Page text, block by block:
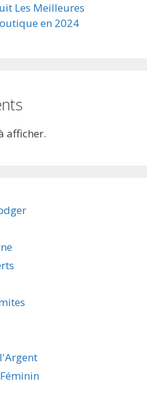
Les Meilleures
en 2024
afficher.